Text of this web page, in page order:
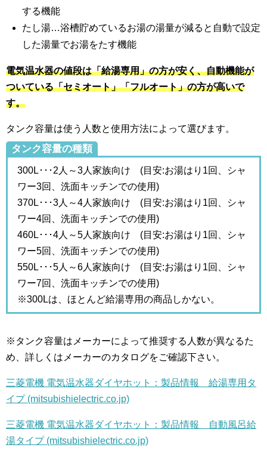
する機能
たし湯…浴槽貯めているお湯の湯量が減ると自動で設定
した湯量でお湯をたす機能
電気温水器の値段は「給湯専用」の方が安く、自動機能が
ついている「セミオート」「フルオート」の方が高いで
す。
タンク容量は使う人数と使用方法によって選びます。
タンク容量の種類
300L･･･2人～3人家族向け (目安:お湯はり1回、シャ
ワー3回、洗面キッチンでの使用)
370L･･･3人～4人家族向け (目安:お湯はり1回、シャ
ワー4回、洗面キッチンでの使用)
460L･･･4人～5人家族向け (目安:お湯はり1回、シャ
ワー5回、洗面キッチンでの使用)
550L･･･5人～6人家族向け (目安:お湯はり1回、シャ
ワー7回、洗面キッチンでの使用)
※300Lは、ほとんど給湯専用の商品しかない。
※タンク容量はメーカーによって推奨する人数が異なるた
め、詳しくはメーカーのカタログをご確認下さい。
三菱電機 電気温水器ダイヤホット：製品情報 給湯専用タ
イプ (mitsubishielectric.co.jp)
三菱電機 電気温水器ダイヤホット：製品情報 自動風呂給
湯タイプ (mitsubishielectric.co.jp)